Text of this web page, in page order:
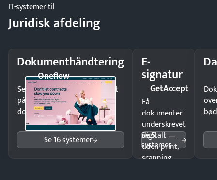
IT-systemer til
Juridisk afdeling
Dokumenthåndtering
Oneflow
Send kontrakter til underskrift
på minutter og mist ingen
dokumenter.
Se 16 systemer
E-
signatur
GetAccept
Få
dokumenter
underskrevet
digitalt —
uden print,
scanning
Se 5
systemer